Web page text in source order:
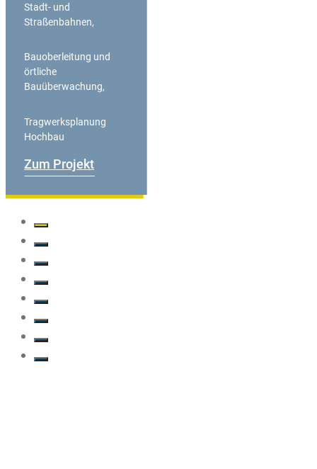
Stadt- und
Straßenbahnen,
Bauoberleitung und
örtliche
Bauüberwachung,
Tragwerksplanung
Hochbau
Zum Projekt